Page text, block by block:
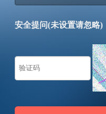
安全提问(未设置请忽略)